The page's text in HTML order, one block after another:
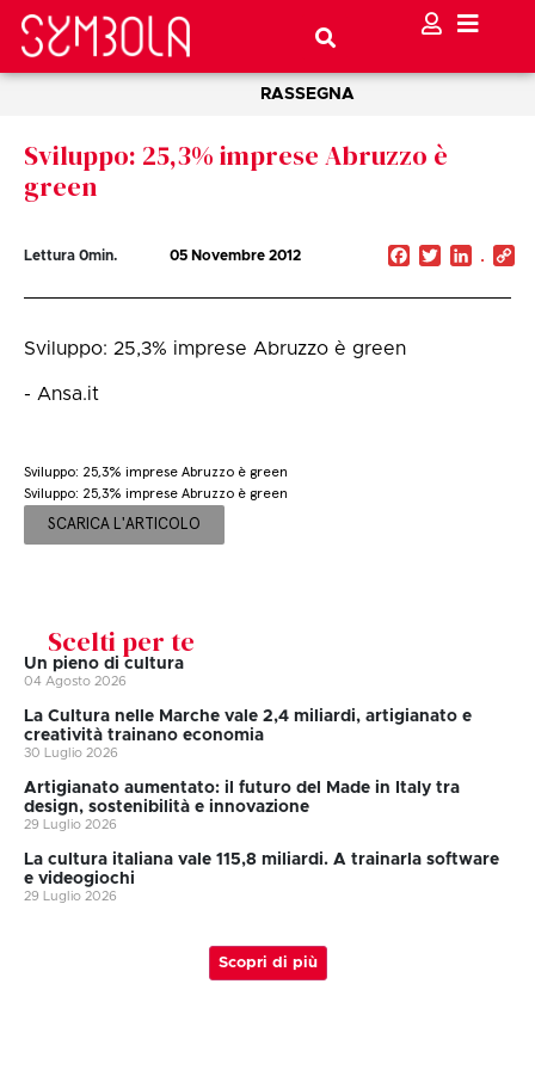
RASSEGNA
Sviluppo: 25,3% imprese Abruzzo è
green
Lettura 0min. 05 Novembre 2012 Facebook
Twitter
Sviluppo: 25,3% imprese Abruzzo è green
- Ansa.it
Sviluppo: 25,3% imprese Abruzzo è green
Sviluppo: 25,3% imprese Abruzzo è green
SCARICA L'ARTICOLO
Scelti per te
Un pieno di cultura
04 Agosto 2026
La Cultura nelle Marche vale 2,4 miliardi, artigianato e
creatività trainano economia
30 Luglio 2026
Artigianato aumentato: il futuro del Made in Italy tra
design, sostenibilità e innovazione
29 Luglio 2026
La cultura italiana vale 115,8 miliardi. A trainarla software
e videogiochi
29 Luglio 2026
Scopri di più